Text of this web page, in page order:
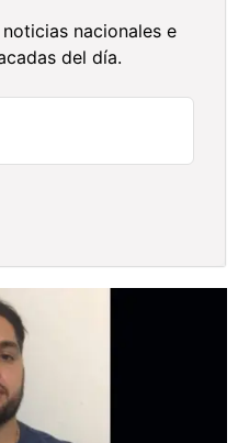
nacionales e
del día.